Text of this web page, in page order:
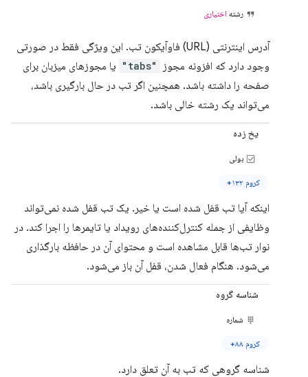
رشته اختیاری
آدرس اینترنتی (URL) فاوآیکون تب. این ویژگی فقط در صورتی
وجود دارد که افزونه مجوز
"tabs"
یا مجوزهای میزبان برای
صفحه را داشته باشد. همچنین اگر تب در حال بارگیری باشد،
می‌تواند یک رشته خالی باشد.
یخ زده
بولی
کروم ۱۳۲+
اینکه آیا تب قفل شده است یا خیر. یک تب قفل شده نمی‌تواند
وظایفی از جمله کنترل‌کننده‌های رویداد یا تایمرها را اجرا کند. در
نوار تب‌ها قابل مشاهده است و محتوای آن در حافظه بارگذاری
می‌شود. هنگام فعال شدن، قفل آن باز می‌شود.
شناسه گروه
شماره
کروم ۸۸+
شناسه گروهی که تب به آن تعلق دارد.